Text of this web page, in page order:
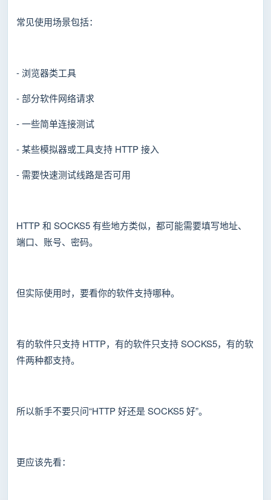
常见使用场景包括：
- 浏览器类工具
- 部分软件网络请求
- 一些简单连接测试
- 某些模拟器或工具支持 HTTP 接入
- 需要快速测试线路是否可用
HTTP 和 SOCKS5 有些地方类似，都可能需要填写地址、
端口、账号、密码。
但实际使用时，要看你的软件支持哪种。
有的软件只支持 HTTP，有的软件只支持 SOCKS5，有的软
件两种都支持。
所以新手不要只问“HTTP 好还是 SOCKS5 好”。
更应该先看：